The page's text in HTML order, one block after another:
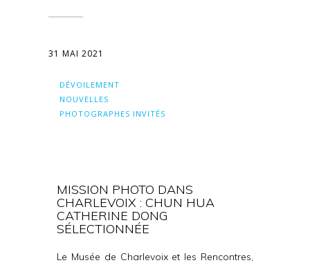
31 MAI 2021
DÉVOILEMENT
NOUVELLES
PHOTOGRAPHES INVITÉS
MISSION PHOTO DANS
CHARLEVOIX : CHUN HUA
CATHERINE DONG
SÉLECTIONNÉE
Le Musée de Charlevoix et les Rencontres,